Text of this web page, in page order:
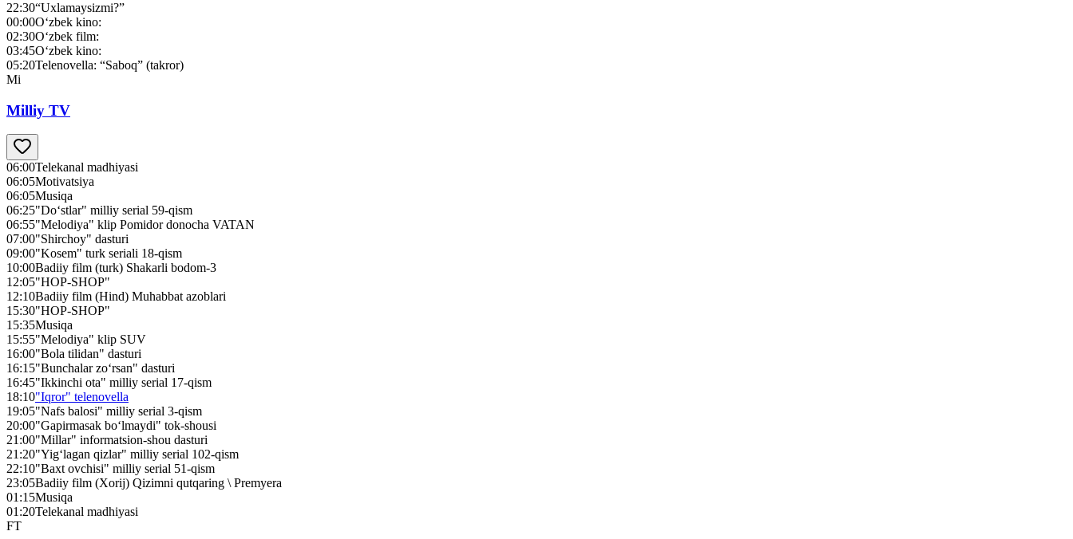
22:30“Uxlamaysizmi?”
00:00O‘zbek kino:
02:30O‘zbek film:
03:45O‘zbek kino:
05:20Telenovella: “Saboq” (takror)
Mi
Milliy TV
06:00Telekanal madhiyasi
06:05Motivatsiya
06:05Musiqa
06:25"Do‘stlar" milliy serial 59-qism
06:55"Melodiya" klip Pomidor donocha VATAN
07:00"Shirchoy" dasturi
09:00"Kosem" turk seriali 18-qism
10:00Badiiy film (turk) Shakarli bodom-3
12:05"HOP-SHOP"
12:10Badiiy film (Hind) Muhabbat azoblari
15:30"HOP-SHOP"
15:35Musiqa
15:55"Melodiya" klip SUV
16:00"Bola tilidan" dasturi
16:15"Bunchalar zo‘rsan" dasturi
16:45"Ikkinchi ota" milliy serial 17-qism
18:10"Iqror" telenovella
19:05"Nafs balosi" milliy serial 3-qism
20:00"Gapirmasak bo‘lmaydi" tok-shousi
21:00"Millar" informatsion-shou dasturi
21:20"Yig‘lagan qizlar" milliy serial 102-qism
22:10"Baxt ovchisi" milliy serial 51-qism
23:05Badiiy film (Xorij) Qizimni qutqaring \ Premyera
01:15Musiqa
01:20Telekanal madhiyasi
FT